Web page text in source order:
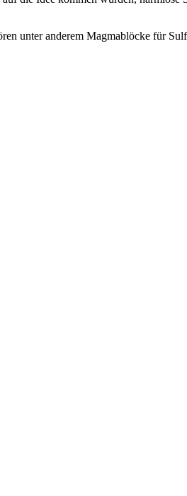
unter anderem Magmablöcke für